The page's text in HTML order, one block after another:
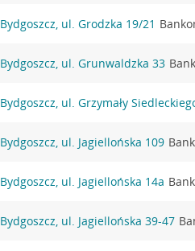
Bydgoszcz, ul. Grodzka 19/21
Bydgoszcz, ul. Grunwaldzka 33
Bydgoszcz, ul. Grzymały
Bydgoszcz, ul. Jagiellońska 109
Bydgoszcz, ul. Jagiellońska 14a
Bydgoszcz, ul. Jagiellońska 39-47